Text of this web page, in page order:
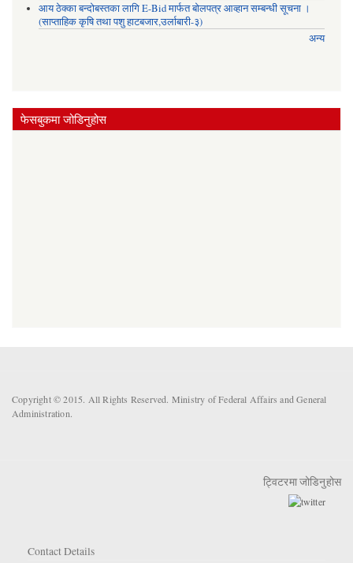
आय ठेक्का बन्दोबस्तका लागि E-Bid मार्फत बोलपत्र आव्हान सम्बन्धी सूचना ।
(साप्ताहिक कृषि तथा पशु हाटबजार,उर्लाबारी-३)
अन्य
फेसबुकमा जोडिनुहोस
Copyright © 2015. All Rights Reserved. Ministry of Federal Affairs and General
Administration.
ट्विटरमा जोडिनुहोस
Contact Details